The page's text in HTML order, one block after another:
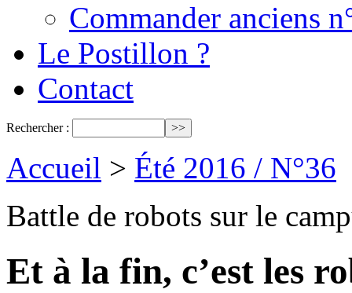
Commander anciens
Le Postillon ?
Contact
Rechercher :
Accueil > Été 2016 / N°36
Battle de robots sur le
Et à la fin, c’est les